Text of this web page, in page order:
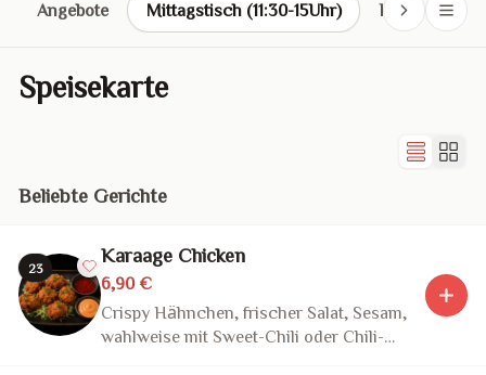
Angebote Mittagstisch (11:30-15Uhr) Bento (11:30-
Speisekarte
Beliebte Gerichte
23
Karaage Chicken
6,90 €
Crispy Hähnchen, frischer Salat, Sesam,
wahlweise mit Sweet-Chili oder Chili-